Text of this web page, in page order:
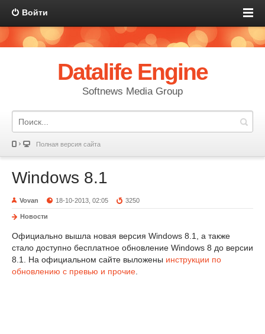
Войти
Datalife Engine
Softnews Media Group
Полная версия сайта
Windows 8.1
Vovan 18-10-2013, 02:05 3250
Новости
Официально вышла новая версия Windows 8.1, а также
стало доступно бесплатное обновление Windows 8 до версии
8.1. На официальном сайте выложены инструкции по
обновлению с превью и прочие